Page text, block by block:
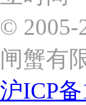
东
区
杨
路
号
（靠
© 2005-
闸蟹有
沪ICP备